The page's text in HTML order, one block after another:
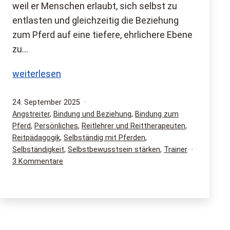
weil er Menschen erlaubt, sich selbst zu
entlasten und gleichzeitig die Beziehung
zum Pferd auf eine tiefere, ehrlichere Ebene
zu…
Warum
lehre,
was
ich
lehre
–
weiterlesen
Veröffentlicht
am
24. September 2025
Kategorisiert
als
Angstreiter, Bindung und Beziehung, Bindung zum
Pferd, Persönliches, Reitlehrer und Reittherapeuten,
Reitpädagogik, Selbständig mit Pferden,
Selbständigkeit, Selbstbewusstsein stärken, Trainer
3 Kommentare
lehre,